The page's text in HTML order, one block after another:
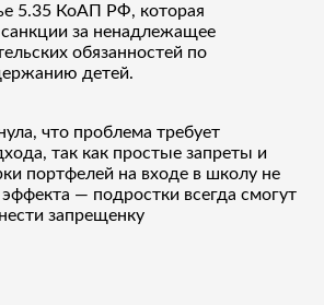
5.35 КоАП РФ, которая
за ненадлежащее
обязанностей по
детей.
что проблема требует
так как простые запреты и
портфелей на входе в школу не
— подростки всегда смогут
запрещенку